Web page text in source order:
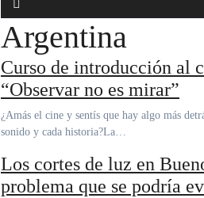
Argentina
Curso de introducción al
“Observar no es mirar”
¿Amás el cine y sentís que hay algo más detrás de cada plano, cada
sonido y cada historia?La…
Los cortes de luz en
problema que se podría